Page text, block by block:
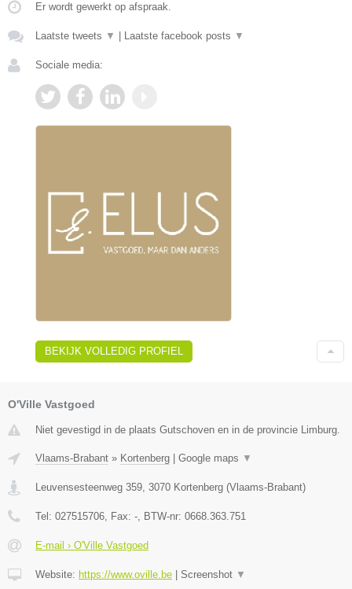
Er wordt gewerkt op afspraak.
Laatste tweets ▼ Laatste facebook posts ▼
Sociale media:
BEKIJK VOLLEDIG PROFIEL
O'Ville Vastgoed
Niet gevestigd in de plaats Gutschoven en in de provincie Limburg.
Vlaams-Brabant » Kortenberg Google maps ▼
Leuvensesteenweg 359, 3070 Kortenberg (Vlaams-Brabant)
Tel: 027515706, Fax: -, BTW-nr: 0668.363.751
E-mail › O'Ville Vastgoed
Website: https://www.oville.be Screenshot ▼